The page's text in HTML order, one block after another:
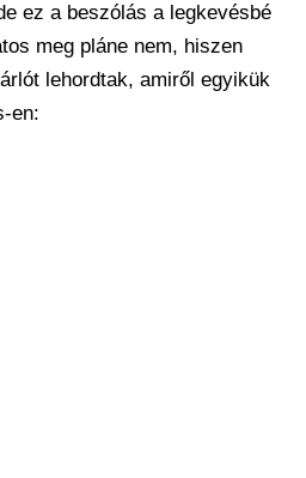
ez a beszólás a legkevésbé
meg pláne nem, hiszen
lehordtak, amiről egyikük
en: